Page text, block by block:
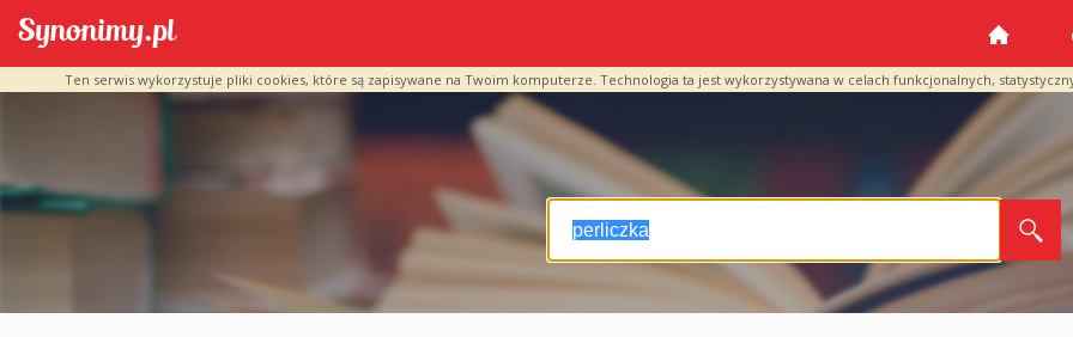
Ten serwis wykorzystuje pliki cookies, które są zapisywane na Twoim komputerze. Technologia ta jest wykorzystywana w celach funkcjonalnych,